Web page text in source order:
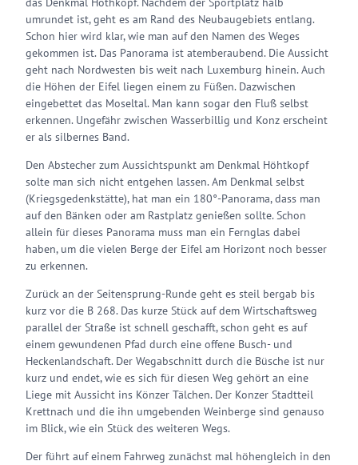
umrundet ist, geht es am Rand des Neubaugebiets entlang.
Schon hier wird klar, wie man auf den Namen des Weges
gekommen ist. Das Panorama ist atemberaubend. Die Aussicht
geht nach Nordwesten bis weit nach Luxemburg hinein. Auch
die Höhen der Eifel liegen einem zu Füßen. Dazwischen
eingebettet das Moseltal. Man kann sogar den Fluß selbst
erkennen. Ungefähr zwischen Wasserbillig und Konz erscheint
er als silbernes Band.
Den Abstecher zum Aussichtspunkt am Denkmal Höhtkopf
solte man sich nicht entgehen lassen. Am Denkmal selbst
(Kriegsgedenkstätte), hat man ein 180°-Panorama, dass man
auf den Bänken oder am Rastplatz genießen sollte. Schon
allein für dieses Panorama muss man ein Fernglas dabei
haben, um die vielen Berge der Eifel am Horizont noch besser
zu erkennen.
Zurück an der Seitensprung-Runde geht es steil bergab bis
kurz vor die B 268. Das kurze Stück auf dem Wirtschaftsweg
parallel der Straße ist schnell geschafft, schon geht es auf
einem gewundenen Pfad durch eine offene Busch- und
Heckenlandschaft. Der Wegabschnitt durch die Büsche ist nur
kurz und endet, wie es sich für diesen Weg gehört an eine
Liege mit Aussicht ins Könzer Tälchen. Der Konzer Stadtteil
Krettnach und die ihn umgebenden Weinberge sind genauso
im Blick, wie ein Stück des weiteren Wegs.
Der führt auf einem Fahrweg zunächst mal höhengleich in den